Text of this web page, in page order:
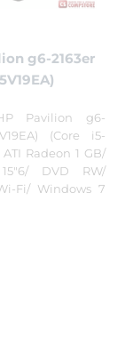
g6-2163er
Pavilion g6-
(Core i5-
Radeon 1 GB/
DVD RW/
Fi/ Windows 7